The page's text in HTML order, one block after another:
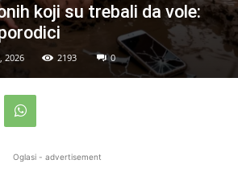
koji su trebali da vole:
2026 2193 0
Oglasi - advertisement